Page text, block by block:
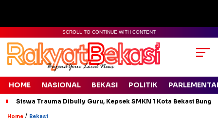
SCROLL TO CONTINUE WITH CONTENT
HOME NASIONAL BEKASI POLITIK
Siswa Trauma Dibully Guru, Kepsek SMKN 1 Kota Bekasi
Home / Bekasi